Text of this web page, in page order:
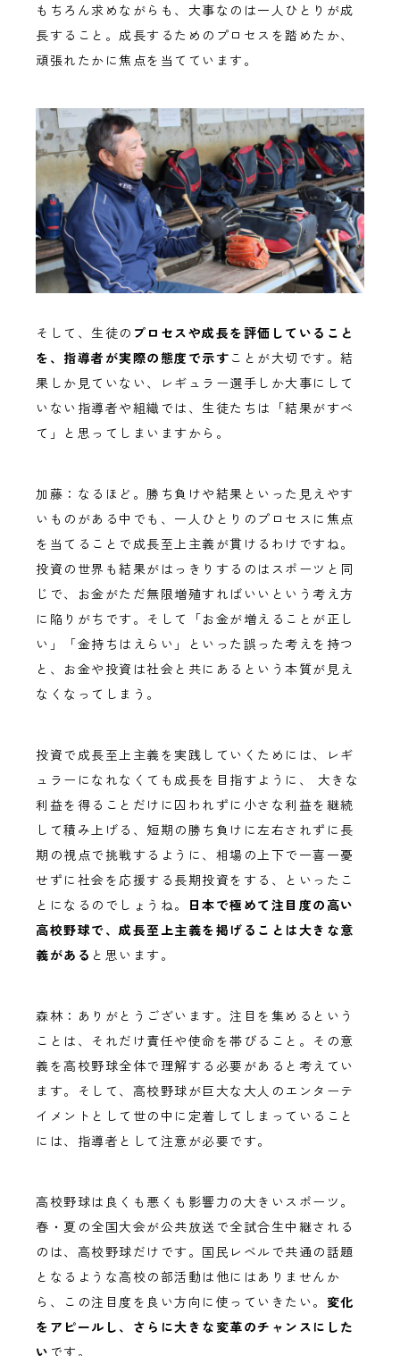
もちろん求めながらも、大事なのは一人ひとりが成
長すること。成長するためのプロセスを踏めたか、
頑張れたかに焦点を当てています。
そして、生徒の プロセスや成長を評価していること
を、指導者が実際の態度で示す ことが大切です。結
果しか見ていない、レギュラー選手しか大事にして
いない指導者や組織では、生徒たちは「結果がすべ
て」と思ってしまいますから。
加藤：なるほど。勝ち負けや結果といった見えやす
いものがある中でも、一人ひとりのプロセスに焦点
を当てることで成長至上主義が貫けるわけですね。
投資の世界も結果がはっきりするのはスポーツと同
じで、お金がただ無限増殖すればいいという考え方
に陥りがちです。そして「お金が増えることが正し
い」「金持ちはえらい」といった誤った考えを持つ
と、お金や投資は社会と共にあるという本質が見え
なくなってしまう。
投資で成長至上主義を実践していくためには、レギ
ュラーになれなくても成長を目指すように、 大きな
利益を得ることだけに囚われずに小さな利益を継続
して積み上げる、短期の勝ち負けに左右されずに長
期の視点で挑戦するように、相場の上下で一喜一憂
せずに社会を応援する長期投資をする、といったこ
とになるのでしょうね。
日本で極めて注目度の高い
高校野球で、成長至上主義を掲げることは大きな意
義がある と思います。
森林：ありがとうございます。注目を集めるという
ことは、それだけ責任や使命を帯びること。その意
義を高校野球全体で理解する必要があると考えてい
ます。そして、高校野球が巨大な大人のエンターテ
イメントとして世の中に定着してしまっていること
には、指導者として注意が必要です。
高校野球は良くも悪くも影響力の大きいスポーツ。
春・夏の全国大会が公共放送で全試合生中継される
のは、高校野球だけです。国民レベルで共通の話題
となるような高校の部活動は他にはありませんか
ら、この注目度を良い方向に使っていきたい。 変化
をアピールし、さらに大きな変革のチャンスにした
い です。